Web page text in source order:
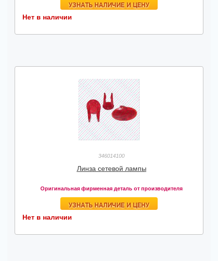
УЗНАТЬ НАЛИЧИЕ И ЦЕНУ
Нет в наличии
346014100
Линза сетевой лампы
Оригинальная фирменная деталь от производителя
УЗНАТЬ НАЛИЧИЕ И ЦЕНУ
Нет в наличии